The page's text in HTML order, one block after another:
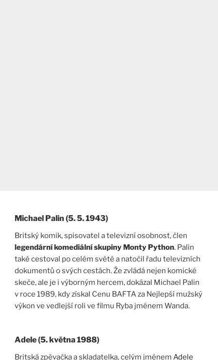
Michael Palin (5. 5. 1943)
Britský komik, spisovatel a televizní osobnost, člen
legendární komediální skupiny Monty Python. Palin
také cestoval po celém světě a natočil řadu televizních
dokumentů o svých cestách. Že zvládá nejen komické
skeče, ale je i výborným hercem, dokázal Michael Palin
v roce 1989, kdy získal Cenu BAFTA za Nejlepší mužský
výkon ve vedlejší roli ve filmu Ryba jménem Wanda.
Adele (5. května 1988)
Britská zpěvačka a skladatelka, celým jménem Adele